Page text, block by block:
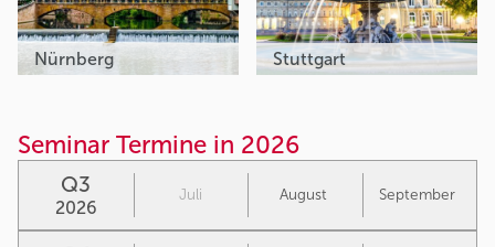
Nürnberg Stuttgart
Seminar Termine in 2026
Q3
2026
Juli August September